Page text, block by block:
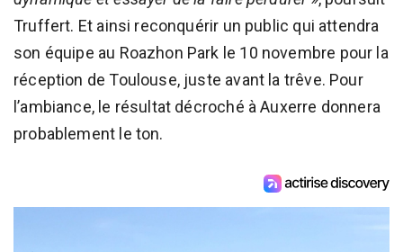
Truffert. Et ainsi reconquérir un public qui attendra
son équipe au Roazhon Park le 10 novembre pour la
réception de Toulouse, juste avant la trêve. Pour
l’ambiance, le résultat décroché à Auxerre donnera
probablement le ton.